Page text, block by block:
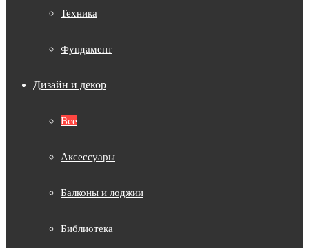
Техника
Фундамент
Дизайн и декор
Все
Аксессуары
Балконы и лоджии
Библиотека